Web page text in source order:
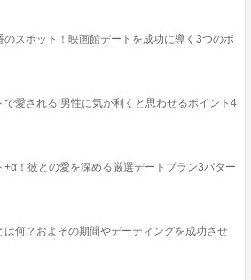
のスポット！映画館デートを成功に導く3つのポ
で愛される!男性に気が利くと思わせるポイント4
+α！彼との愛を深める厳選デートプラン3パター
は何？およその期間やデーティングを成功させ